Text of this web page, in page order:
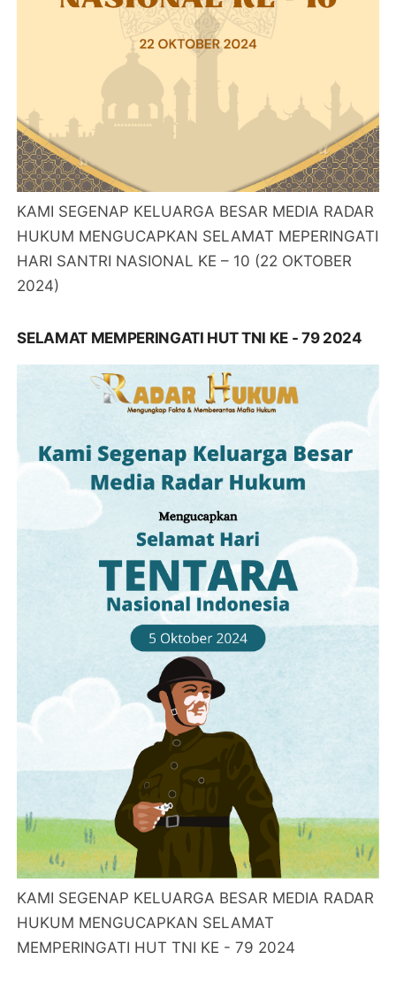
KAMI SEGENAP KELUARGA BESAR MEDIA RADAR
HUKUM MENGUCAPKAN SELAMAT MEPERINGATI
HARI SANTRI NASIONAL KE – 10 (22 OKTOBER
2024)
SELAMAT MEMPERINGATI HUT TNI KE - 79 2024
KAMI SEGENAP KELUARGA BESAR MEDIA RADAR
HUKUM MENGUCAPKAN SELAMAT
MEMPERINGATI HUT TNI KE - 79 2024